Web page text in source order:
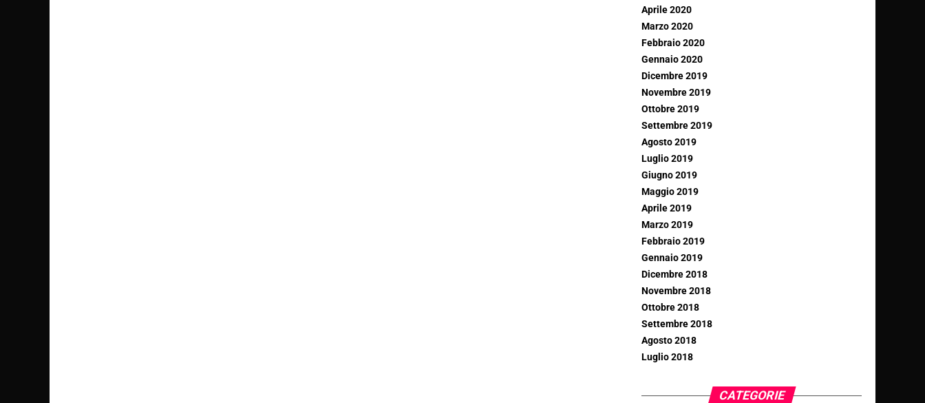
Aprile 2020
Marzo 2020
Febbraio 2020
Gennaio 2020
Dicembre 2019
Novembre 2019
Ottobre 2019
Settembre 2019
Agosto 2019
Luglio 2019
Giugno 2019
Maggio 2019
Aprile 2019
Marzo 2019
Febbraio 2019
Gennaio 2019
Dicembre 2018
Novembre 2018
Ottobre 2018
Settembre 2018
Agosto 2018
Luglio 2018
CATEGORIE